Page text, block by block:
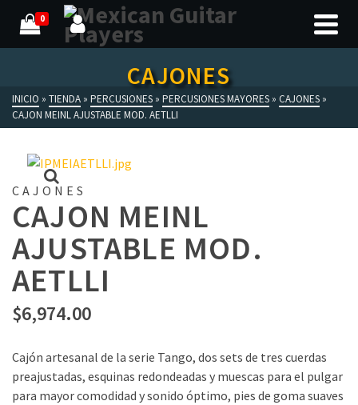
0
CAJONES
INICIO » TIENDA » PERCUSIONES » PERCUSIONES MAYORES » CAJONES »
CAJON MEINL AJUSTABLE MOD. AETLLI
CAJONES
CAJON MEINL
AJUSTABLE MOD.
AETLLI
$6,974.00
Cajón artesanal de la serie Tango, dos sets de tres cuerdas
preajustadas, esquinas redondeadas y muescas para el pulgar
para mayor comodidad y sonido óptimo, pies de goma suaves